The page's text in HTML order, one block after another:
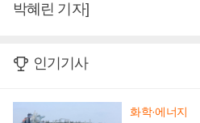
박혜린 기자]
인기기사
화학·에너지